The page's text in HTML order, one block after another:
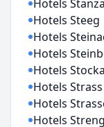
Hotels
Hotels Steeg
Hotels
Hotels
Hotels
Hotels
Hotels
Hotels